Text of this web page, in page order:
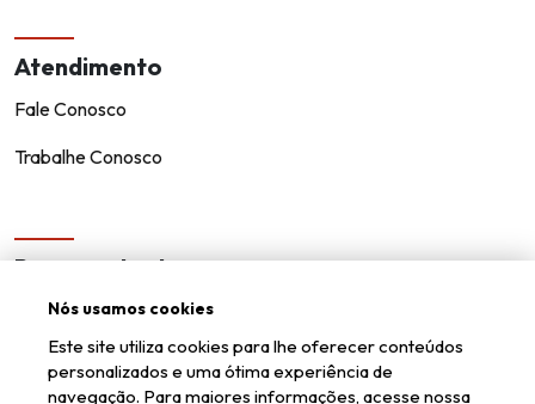
Atendimento
Fale Conosco
Trabalhe Conosco
Representantes
Encontre um representante!
Seja um representante
Nós usamos cookies
Este site utiliza cookies para lhe oferecer conteúdos
personalizados e uma ótima experiência de
navegação. Para maiores informações, acesse nossa